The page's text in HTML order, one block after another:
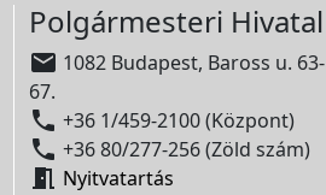
Polgármesteri Hivatal
 1082 Budapest, Baross u. 63-
67.
 +36 1/459-2100 (Központ)
 +36 80/277-256 (Zöld szám)
 Nyitvatartás